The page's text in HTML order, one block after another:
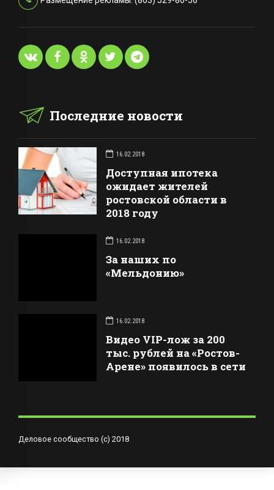
Последние новости
16.02.2018
Доступная ипотека
ожидает жителей
ростовской области в
2018 году
16.02.2018
За наших по
«Мельдонию»
16.02.2018
Видео VIP-лож за 200
тыс. рублей на «Ростов-
Арене» появилось в сети
Деловое сообщество (с) 2018